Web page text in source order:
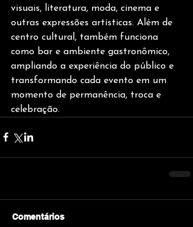
visuais, literatura, moda, cinema e
outras expressões artísticas. Além de
centro cultural, também funciona
como bar e ambiente gastronômico,
ampliando a experiência do público e
transformando cada evento em um
momento de permanência, troca e
celebração.
Comentários